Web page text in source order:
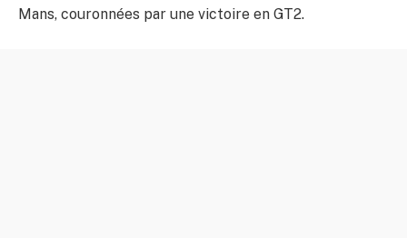
Mans, couronnées par une victoire en GT2.